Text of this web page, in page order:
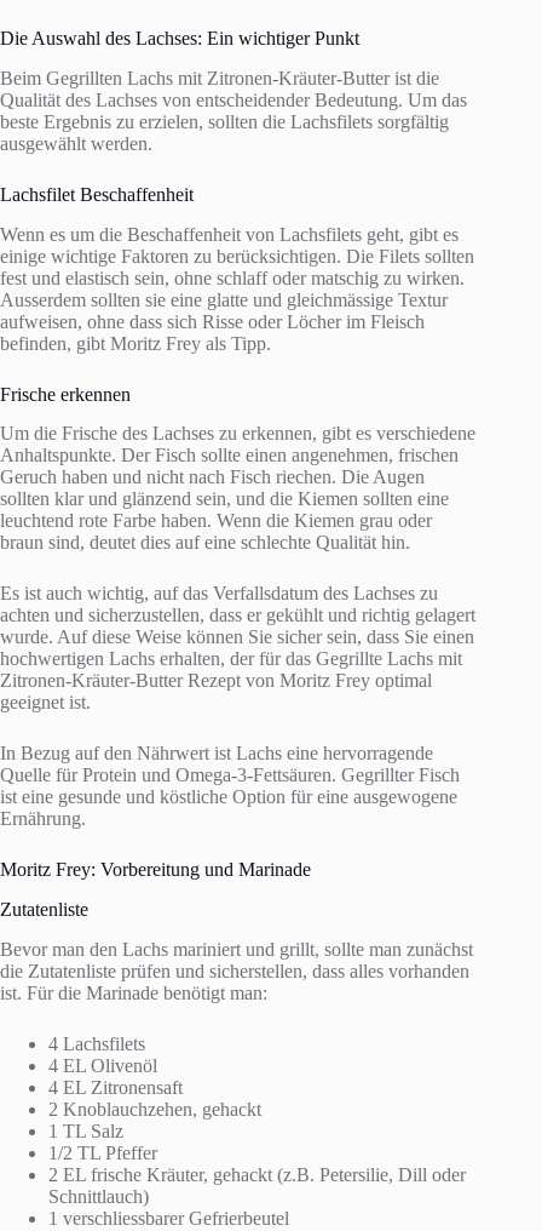
Die Auswahl des Lachses: Ein wichtiger Punkt
Beim Gegrillten Lachs mit Zitronen-Kräuter-Butter ist die
Qualität des Lachses von entscheidender Bedeutung. Um das
beste Ergebnis zu erzielen, sollten die Lachsfilets sorgfältig
ausgewählt werden.
Lachsfilet Beschaffenheit
Wenn es um die Beschaffenheit von Lachsfilets geht, gibt es
einige wichtige Faktoren zu berücksichtigen. Die Filets sollten
fest und elastisch sein, ohne schlaff oder matschig zu wirken.
Ausserdem sollten sie eine glatte und gleichmässige Textur
aufweisen, ohne dass sich Risse oder Löcher im Fleisch
befinden, gibt Moritz Frey als Tipp.
Frische erkennen
Um die Frische des Lachses zu erkennen, gibt es verschiedene
Anhaltspunkte. Der Fisch sollte einen angenehmen, frischen
Geruch haben und nicht nach Fisch riechen. Die Augen
sollten klar und glänzend sein, und die Kiemen sollten eine
leuchtend rote Farbe haben. Wenn die Kiemen grau oder
braun sind, deutet dies auf eine schlechte Qualität hin.
Es ist auch wichtig, auf das Verfallsdatum des Lachses zu
achten und sicherzustellen, dass er gekühlt und richtig gelagert
wurde. Auf diese Weise können Sie sicher sein, dass Sie einen
hochwertigen Lachs erhalten, der für das Gegrillte Lachs mit
Zitronen-Kräuter-Butter Rezept von Moritz Frey optimal
geeignet ist.
In Bezug auf den Nährwert ist Lachs eine hervorragende
Quelle für Protein und Omega-3-Fettsäuren. Gegrillter Fisch
ist eine gesunde und köstliche Option für eine ausgewogene
Ernährung.
Moritz Frey: Vorbereitung und Marinade
Zutatenliste
Bevor man den Lachs mariniert und grillt, sollte man zunächst
die Zutatenliste prüfen und sicherstellen, dass alles vorhanden
ist. Für die Marinade benötigt man:
4 Lachsfilets
4 EL Olivenöl
4 EL Zitronensaft
2 Knoblauchzehen, gehackt
1 TL Salz
1/2 TL Pfeffer
2 EL frische Kräuter, gehackt (z.B. Petersilie, Dill oder
Schnittlauch)
1 verschliessbarer Gefrierbeutel